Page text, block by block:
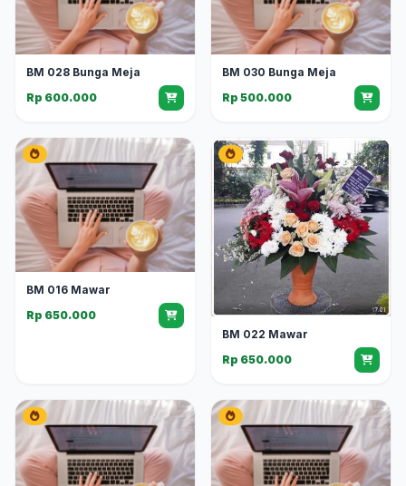
BM 028 Bunga Meja
Rp 600.000
BM 030 Bunga Meja
Rp 500.000
BM 016 Mawar
Rp 650.000
BM 022 Mawar
Rp 650.000